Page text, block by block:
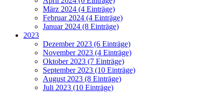
März 2024 (4 Einträge)
Februar 2024 (4 Einträge)
Januar 2024 (8 Einträge)
2023
Dezember 2023 (6 Einträge)
November 2023 (4 Einträge)
Oktober 2023 (7 Einträge)
September 2023 (10 Einträge)
August 2023 (8 Einträge)
Juli 2023 (10 Einträge)